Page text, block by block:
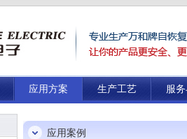
应用方案 生产工艺 服
应用案例